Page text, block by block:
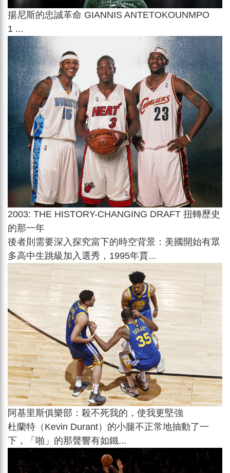
揚尼斯的忠誠革命 GIANNIS ANTETOKOUNMPO
1 ...
2003: THE HISTORY-CHANGING DRAFT 扭轉歷史
的那一年
後者則需要深入探究當下的時空背景：美國開始有眾
多高中生跳級加入選秀，1995年賈...
阿基里斯俱樂部：殺不死我的，使我更堅強
杜蘭特（Kevin Durant）的小腿不正常地抽動了一
下，「啪」的那聲響有如鐵...